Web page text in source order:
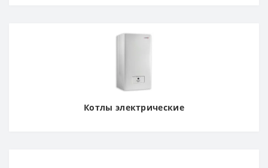
Котлы электрические